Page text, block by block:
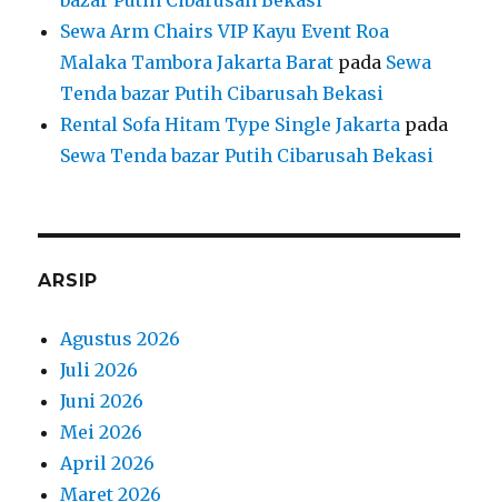
Sewa Arm Chairs VIP Kayu Event Roa
Malaka Tambora Jakarta Barat pada Sewa
Tenda bazar Putih Cibarusah Bekasi
Rental Sofa Hitam Type Single Jakarta pada
Sewa Tenda bazar Putih Cibarusah Bekasi
ARSIP
Agustus 2026
Juli 2026
Juni 2026
Mei 2026
April 2026
Maret 2026